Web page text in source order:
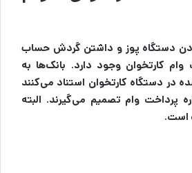
دستگاه پوز و داشتن گردش حساب
وام کارتخوان وجود دارد. بانک‌ها به
در دستگاه کارتخوان استناد می‌کنند
پرداخت وام تصمیم می‌گیرند. البته
است.